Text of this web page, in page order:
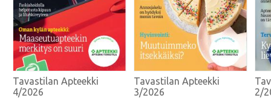
Tavastilan Apteekki
4/2026
Tavastilan Apteekki
3/2026
2/